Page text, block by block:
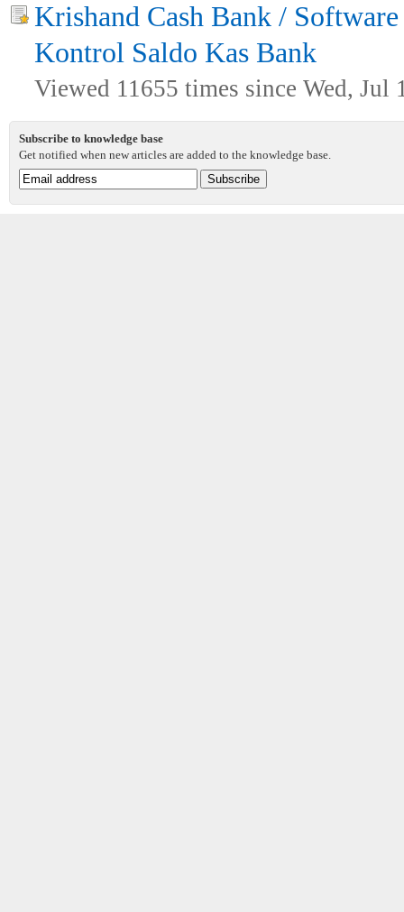
Krishand Cash Bank /
Kontrol Saldo Kas Bank
Viewed 11655 times since Wed, Jul
Subscribe to knowledge base
Get notified when new articles are added to the knowledge base.